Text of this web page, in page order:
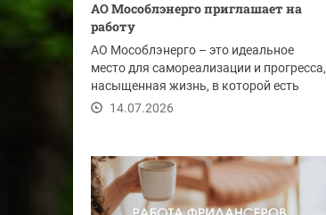
АО Мособлэнерго приглашает на
работу
АО Мособлэнерго – это идеальное
место для самореализации и прогресса,
насыщенная жизнь, в которой есть
место отдыху,...
14.07.2026